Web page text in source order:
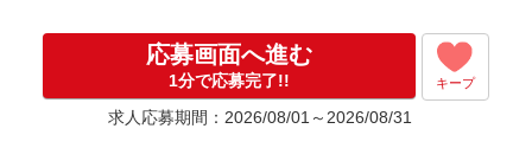
応募画面へ進む
1分で応募完了!! キープ
求人応募期間：2026/08/01～2026/08/31